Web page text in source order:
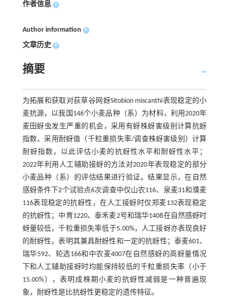
作者信息 +
Author information +
文章历史 +
摘要
为拓展和获取对荻草谷网蚜Sitobion miscanthi表现稳定的小
麦抗源，以我国146个小麦品种（系）为材料，利用2020年
麦田蚜虫发生严重的机会，采用有蚜株蚜害级别计算抗蚜
指数，采用耐蚜值（千粒重损失率/调查株蚜害级别）计算
耐蚜指数，以此评估小麦的抗蚜性水平和耐蚜性水平；
2022年利用人工辅助接蚜的方法对2020年表现稳定的部分
小麦品种（系）的评估结果进行验证。结果显示，在自然
感蚜条件下2个试验点6次调查中仅山农116、泉麦31和濮麦
116表现稳定的抗蚜性，在人工接蚜时仅郑麦132表现稳定
的抗蚜性；中育1220、泰禾麦2号和瑞华1408在自然感蚜时
蚜量较低，千粒重损失率低于5.00%，人工接蚜亦表现良好
的耐蚜性，表明其兼具耐蚜性和一定的抗蚜性；泰麦601、
瑞华592、轮选166和中农麦4007在自然感蚜的高蚜量情况
下和人工辅助接蚜时均能保持较低的千粒重损失率（小于
15.00%），表明成株期小麦的抗蚜性减弱是一种普遍现
象，耐蚜性是比抗蚜性更稳定的遗传特征。